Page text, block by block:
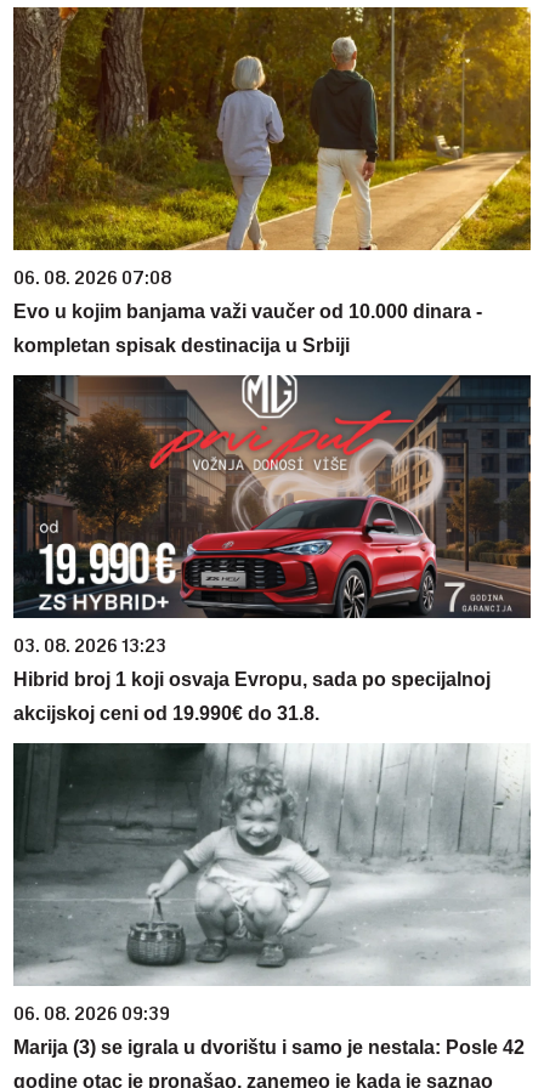
06. 08. 2026 07:08
Evo u kojim banjama važi vaučer od 10.000 dinara -
kompletan spisak destinacija u Srbiji
03. 08. 2026 13:23
Hibrid broj 1 koji osvaja Evropu, sada po specijalnoj
akcijskoj ceni od 19.990€ do 31.8.
06. 08. 2026 09:39
Marija (3) se igrala u dvorištu i samo je nestala: Posle 42
godine otac je pronašao, zanemeo je kada je saznao